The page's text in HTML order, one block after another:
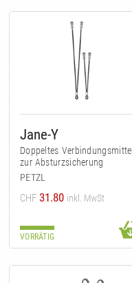
Jane-Y
Doppeltes Verbindungsmittel
zur Absturzsicherung
PETZL
CHF 31.80 inkl. MwSt
VORRÄTIG